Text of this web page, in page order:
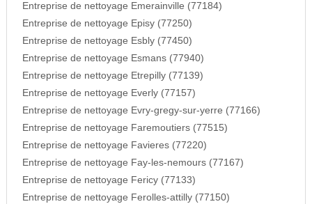
Entreprise de nettoyage Emerainville (77184)
Entreprise de nettoyage Episy (77250)
Entreprise de nettoyage Esbly (77450)
Entreprise de nettoyage Esmans (77940)
Entreprise de nettoyage Etrepilly (77139)
Entreprise de nettoyage Everly (77157)
Entreprise de nettoyage Evry-gregy-sur-yerre (77166)
Entreprise de nettoyage Faremoutiers (77515)
Entreprise de nettoyage Favieres (77220)
Entreprise de nettoyage Fay-les-nemours (77167)
Entreprise de nettoyage Fericy (77133)
Entreprise de nettoyage Ferolles-attilly (77150)